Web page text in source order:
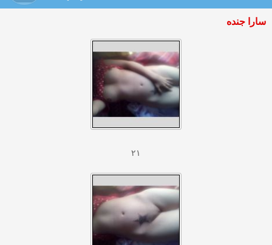
سارا جنده
۲۱